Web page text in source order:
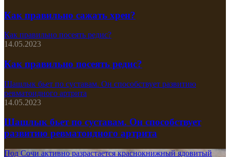
Как правильно сажать хрен?
Как правильно посеять редис?
14.05.2023
Как правильно посеять редис?
Шашлык бьет по суставам. Он способствует развитию
ревматоидного артрита
14.05.2023
Шашлык бьет по суставам. Он способствует
развитию ревматоидного артрита
Под Сочи активно разрастается краснокнижный ядовитый